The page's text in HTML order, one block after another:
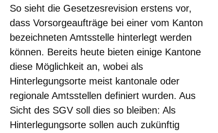
So sieht die Gesetzesrevision erstens vor,
dass Vorsorgeaufträge bei einer vom Kanton
bezeichneten Amtsstelle hinterlegt werden
können. Bereits heute bieten einige Kantone
diese Möglichkeit an, wobei als
Hinterlegungsorte meist kantonale oder
regionale Amtsstellen definiert wurden. Aus
Sicht des SGV soll dies so bleiben: Als
Hinterlegungsorte sollen auch zukünftig